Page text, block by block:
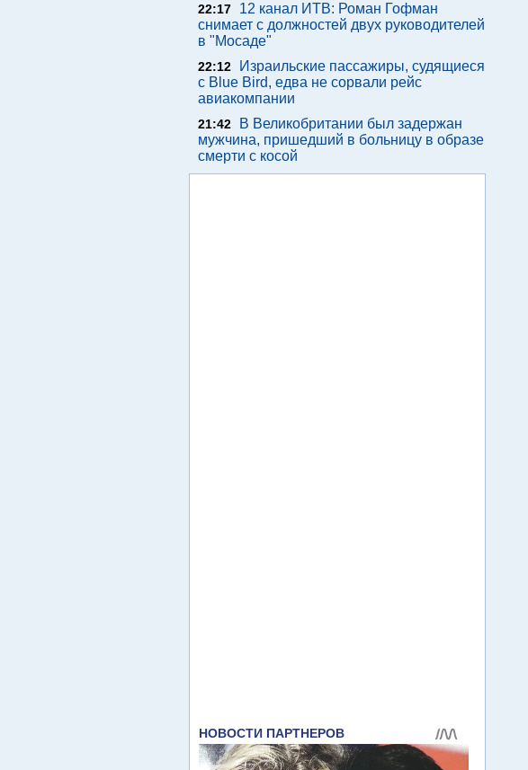
22:17
12 канал ИТВ: Роман Гофман
снимает с должностей двух руководителей
в "Мосаде"
22:12
Израильские пассажиры, судящиеся
с Blue Bird, едва не сорвали рейс
авиакомпании
21:42
В Великобритании был задержан
мужчина, пришедший в больницу в образе
смерти с косой